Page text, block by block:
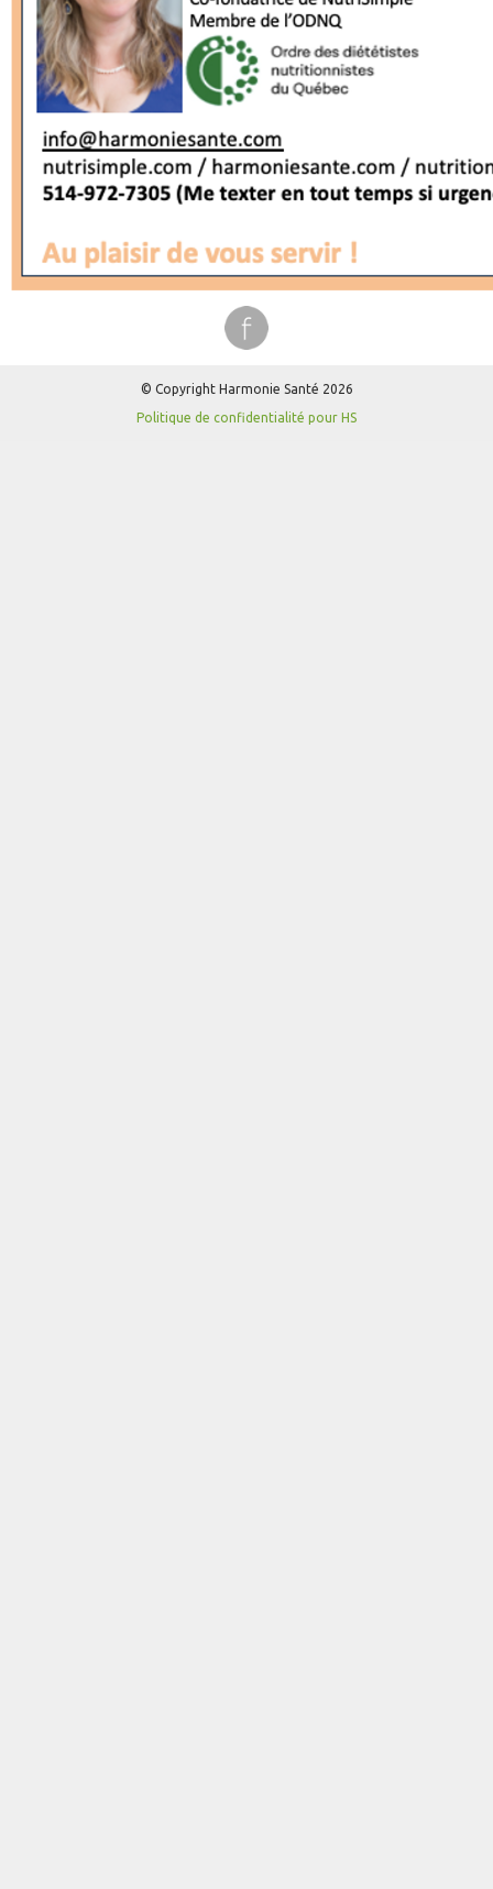
© Copyright Harmonie Santé 2026
Politique de confidentialité pour HS